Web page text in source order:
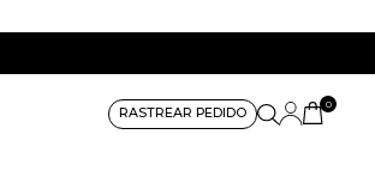
RASTREAR PEDIDO
0